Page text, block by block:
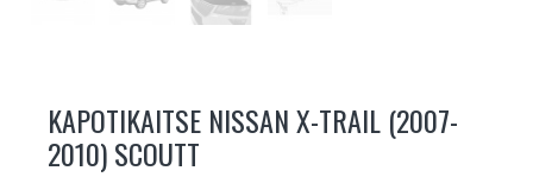
KAPOTIKAITSE NISSAN X-TRAIL (2007-
2010) SCOUTT